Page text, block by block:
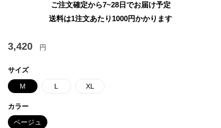
ご注文確定から7~28日でお届け予定
送料は1注文あたり 1000円かかります
3,420 円
サイズ
M L XL
カラー
ベージュ